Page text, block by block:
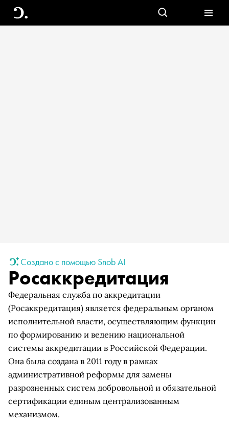
Создано с помощью Snob AI
Росаккредитация
Федеральная служба по аккредитации
(Росаккредитация) является федеральным органом
исполнительной власти, осуществляющим функции
по формированию и ведению национальной
системы аккредитации в Российской Федерации.
Она была создана в 2011 году в рамках
административной реформы для замены
разрозненных систем добровольной и обязательной
сертификации единым централизованным
механизмом.